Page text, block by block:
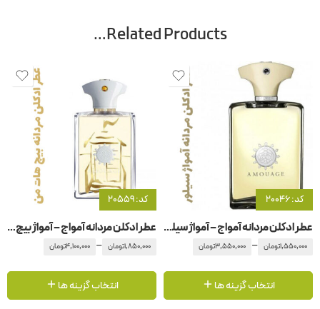
Related Products…
کد: 20046
عطر ادکلن مردانه آمواج – آمواژ سیلور
1,550,000تومان –
3,550,000تومان
انتخاب گزینه ها
کد: 20559
عطر ادکلن مردانه آمواج – آمواژ بیچ هات من مردانه
1,850,000تومان –
4,100,000تومان
انتخاب گزینه ها